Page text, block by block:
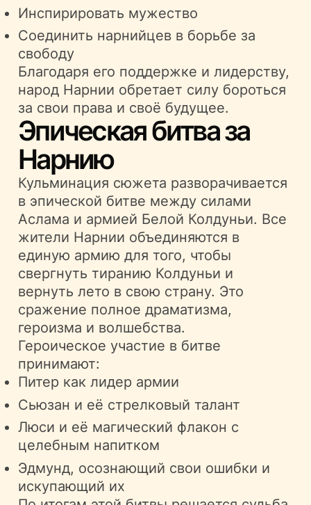
Инспирировать мужество
Соединить нарнийцев в борьбе за
свободу
Благодаря его поддержке и лидерству,
народ Нарнии обретает силу бороться
за свои права и своё будущее.
Эпическая битва за
Нарнию
Кульминация сюжета разворачивается
в эпической битве между силами
Аслама и армией Белой Колдуньи. Все
жители Нарнии объединяются в
единую армию для того, чтобы
свергнуть тиранию Колдуньи и
вернуть лето в свою страну. Это
сражение полное драматизма,
героизма и волшебства.
Героическое участие в битве
принимают:
Питер как лидер армии
Сьюзан и её стрелковый талант
Люси и её магический флакон с
целебным напитком
Эдмунд, осознающий свои ошибки и
искупающий их